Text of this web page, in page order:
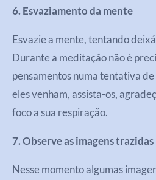
6. Esvaziamento da mente
Esvazie a mente, tentando
Durante a meditação não é
pensamentos numa tentativa
eles venham, assista-os,
foco a sua respiração.
7. Observe as imagens
Nesse momento algumas